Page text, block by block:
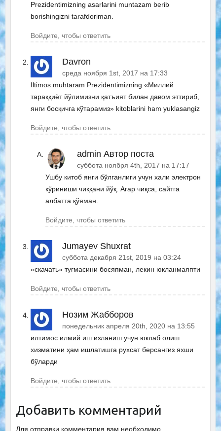
Prezidentimizning asarlarini muntazam berib
borishingizni tarafdoriman.
Войдите, чтобы ответить
Davron
среда ноября 1st, 2017 на 17:33
Iltimos muhtaram Prezidentimizning «Миллий
тараққиёт йўлимизни қатъият билан давом эттириб,
янги босқичга кўтарамиз» kitoblarini ham yuklasangiz
Войдите, чтобы ответить
admin Автор поста
суббота ноября 4th, 2017 на 17:17
Ушбу китоб янги бўлганлиги учун хали электрон
кўриниши чиққани йўқ. Агар чиқса, сайтга
албатта қўяман.
Войдите, чтобы ответить
Jumayev Shuxrat
суббота декабря 21st, 2019 на 03:24
«скачать» тугмасини босяпман, лекин юкланмаяпти
Войдите, чтобы ответить
Нозим Жабборов
понедельник апреля 20th, 2020 на 13:55
илтимос илмий иш изланиш учун юклаб олиш
хизматини ҳам ишлатишга рухсат берсангиз яхши
бўларди
Войдите, чтобы ответить
Добавить комментарий
Для отправки комментария вам необходимо